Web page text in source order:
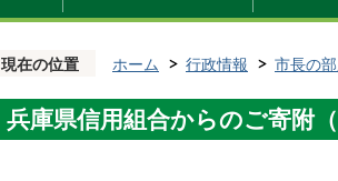
現在の位置 ホーム 行政情報 市長の
兵庫県信用組合からのご寄附